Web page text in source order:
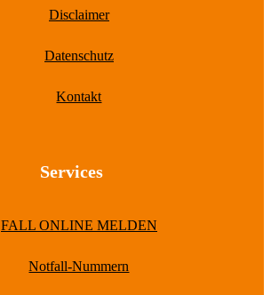
Disclaimer
Datenschutz
Kontakt
Services
FALL ONLINE MELDEN
Notfall-Nummern